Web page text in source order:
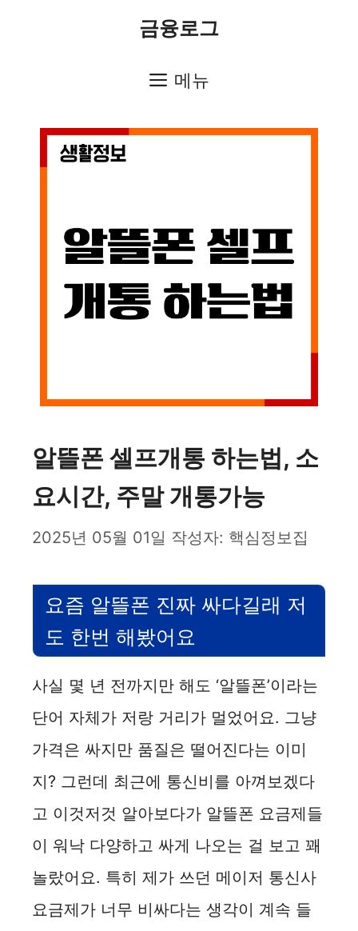
금융로그
메뉴
알뜰폰 셀프개통 하는법, 소
요시간, 주말 개통가능
2025년 05월 01일 작성자: 핵심정보집
요즘 알뜰폰 진짜 싸다길래 저
도 한번 해봤어요
사실 몇 년 전까지만 해도 ‘알뜰폰’이라는
단어 자체가 저랑 거리가 멀었어요. 그냥
가격은 싸지만 품질은 떨어진다는 이미
지? 그런데 최근에 통신비를 아껴보겠다
고 이것저것 알아보다가 알뜰폰 요금제들
이 워낙 다양하고 싸게 나오는 걸 보고 꽤
놀랐어요. 특히 제가 쓰던 메이저 통신사
요금제가 너무 비싸다는 생각이 계속 들